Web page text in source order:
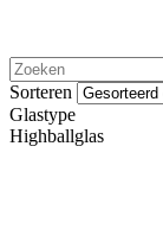
Sorteren
Glastype
Highballglas